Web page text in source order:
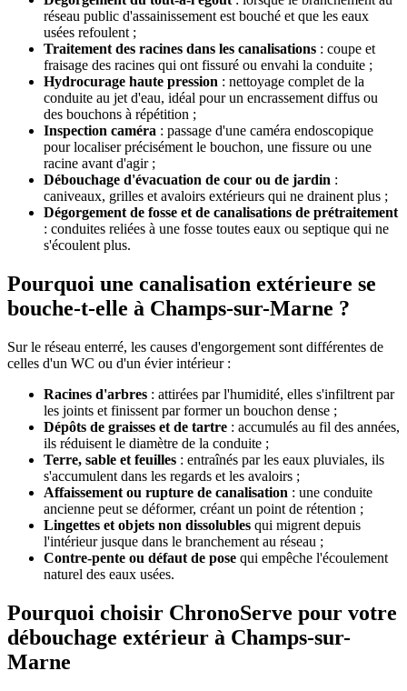
réseau public d'assainissement est bouché et que les eaux
usées refoulent ;
Traitement des racines dans les canalisations : coupe et
fraisage des racines qui ont fissuré ou envahi la conduite ;
Hydrocurage haute pression : nettoyage complet de la
conduite au jet d'eau, idéal pour un encrassement diffus ou
des bouchons à répétition ;
Inspection caméra : passage d'une caméra endoscopique
pour localiser précisément le bouchon, une fissure ou une
racine avant d'agir ;
Débouchage d'évacuation de cour ou de jardin :
caniveaux, grilles et avaloirs extérieurs qui ne drainent plus ;
Dégorgement de fosse et de canalisations de prétraitement
: conduites reliées à une fosse toutes eaux ou septique qui ne
s'écoulent plus.
Pourquoi une canalisation extérieure se
bouche-t-elle à Champs-sur-Marne ?
Sur le réseau enterré, les causes d'engorgement sont différentes de
celles d'un WC ou d'un évier intérieur :
Racines d'arbres : attirées par l'humidité, elles s'infiltrent par
les joints et finissent par former un bouchon dense ;
Dépôts de graisses et de tartre : accumulés au fil des années,
ils réduisent le diamètre de la conduite ;
Terre, sable et feuilles : entraînés par les eaux pluviales, ils
s'accumulent dans les regards et les avaloirs ;
Affaissement ou rupture de canalisation : une conduite
ancienne peut se déformer, créant un point de rétention ;
Lingettes et objets non dissolubles qui migrent depuis
l'intérieur jusque dans le branchement au réseau ;
Contre-pente ou défaut de pose qui empêche l'écoulement
naturel des eaux usées.
Pourquoi choisir ChronoServe pour votre
débouchage extérieur à Champs-sur-
Marne